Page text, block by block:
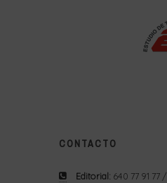
CONTACTO
Editorial: 640 77 91 77 /